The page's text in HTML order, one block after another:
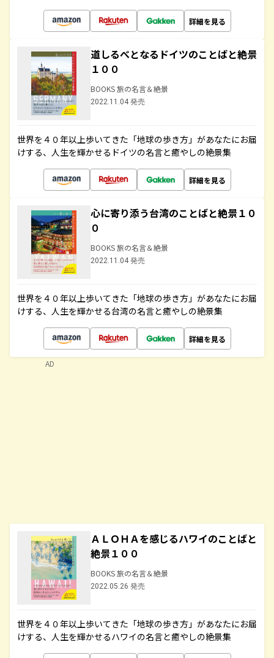
詳細を見る
道しるべとなるドイツのことばと絶景
１００
BOOKS 旅の名言＆絶景
2022.11.04 発売
世界を４０年以上歩いてきた「地球の歩き方」があなたにお届
けする、人生を輝かせるドイツの名言と癒やしの絶景集
詳細を見る
心に寄り添う台湾のことばと絶景１０
０
BOOKS 旅の名言＆絶景
2022.11.04 発売
世界を４０年以上歩いてきた「地球の歩き方」があなたにお届
けする、人生を輝かせる台湾の名言と癒やしの絶景集
詳細を見る
ＡＬＯＨＡを感じるハワイのことばと
絶景１００
BOOKS 旅の名言＆絶景
2022.05.26 発売
世界を４０年以上歩いてきた「地球の歩き方」があなたにお届
けする、人生を輝かせるハワイの名言と癒やしの絶景集
AD